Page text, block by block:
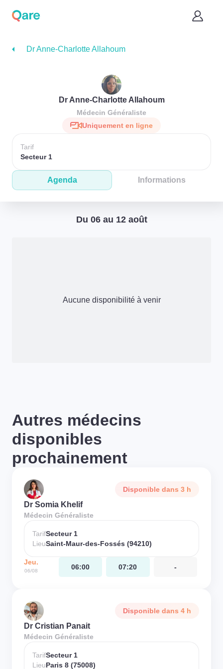
Dr Anne-Charlotte Allahoum
Dr Anne-Charlotte Allahoum
Médecin Généraliste
Uniquement en ligne
Tarif
Secteur 1
Agenda Informations
Du 06 au 12 août
Aucune disponibilité à venir
Autres médecins
disponibles
prochainement
Disponible dans 3 h
Dr Somia Khelif
Médecin Généraliste
TarifSecteur 1
LieuSaint-Maur-des-Fossés (94210)
Jeu.
06/08 06:00 07:20 -
Disponible dans 4 h
Dr Cristian Panait
Médecin Généraliste
TarifSecteur 1
LieuParis 8 (75008)